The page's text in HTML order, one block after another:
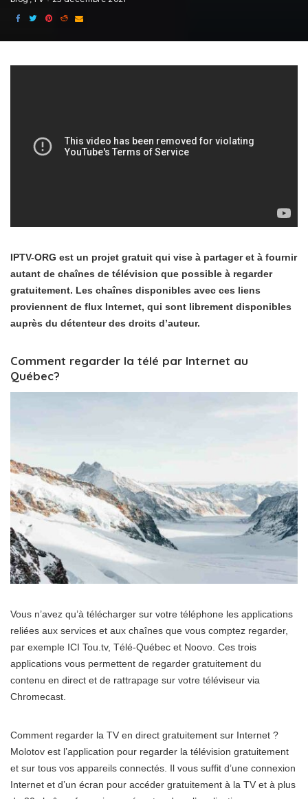
IPTV-ORG est un projet gratuit qui vise à partager et à fournir
autant de chaînes de télévision que possible à regarder
gratuitement. Les chaînes disponibles avec ces liens
proviennent de flux Internet, qui sont librement disponibles
auprès du détenteur des droits d’auteur.
Comment regarder la télé par Internet au
Québec?
Vous n’avez qu’à télécharger sur votre téléphone les applications
reliées aux services et aux chaînes que vous comptez regarder,
par exemple ICI Tou.tv, Télé-Québec et Noovo. Ces trois
applications vous permettent de regarder gratuitement du
contenu en direct et de rattrapage sur votre téléviseur via
Chromecast.
Comment regarder la TV en direct gratuitement sur Internet ?
Molotov est l’application pour regarder la télévision gratuitement
et sur tous vos appareils connectés. Il vous suffit d’une connexion
Internet et d’un écran pour accéder gratuitement à la TV et à plus